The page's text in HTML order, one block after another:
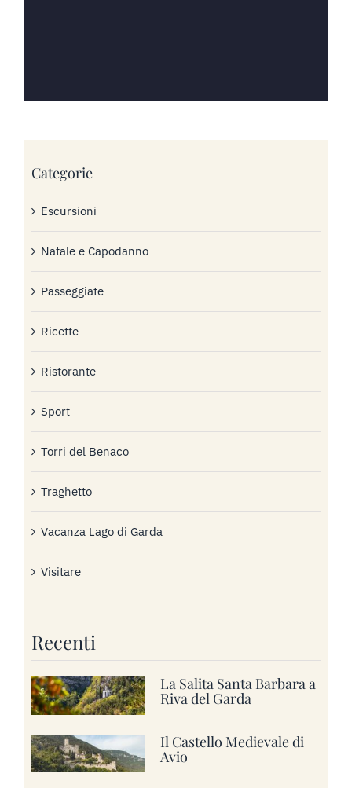
Categorie
Escursioni
Natale e Capodanno
Passeggiate
Ricette
Ristorante
Sport
Torri del Benaco
Traghetto
Vacanza Lago di Garda
Visitare
Recenti
La Salita Santa Barbara a
Riva del Garda
Il Castello Medievale di
Avio